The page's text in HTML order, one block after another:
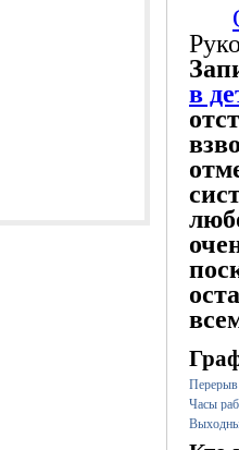
в
Часы